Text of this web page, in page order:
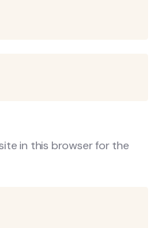
in this browser for the